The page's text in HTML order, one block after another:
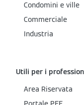
Condomini e ville
Commerciale
Industria
Utili per i
Area Riservata